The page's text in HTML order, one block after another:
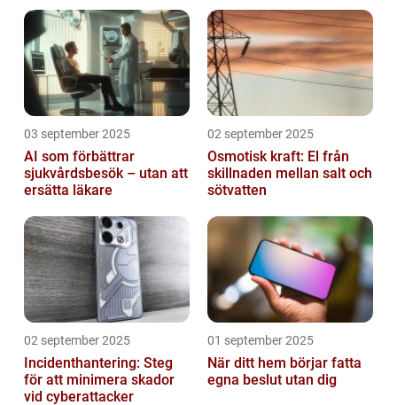
03 september 2025
AI som förbättrar
sjukvårdsbesök – utan att
ersätta läkare
02 september 2025
Osmotisk kraft: El från
skillnaden mellan salt och
sötvatten
02 september 2025
Incidenthantering: Steg
för att minimera skador
vid cyberattacker
01 september 2025
När ditt hem börjar fatta
egna beslut utan dig